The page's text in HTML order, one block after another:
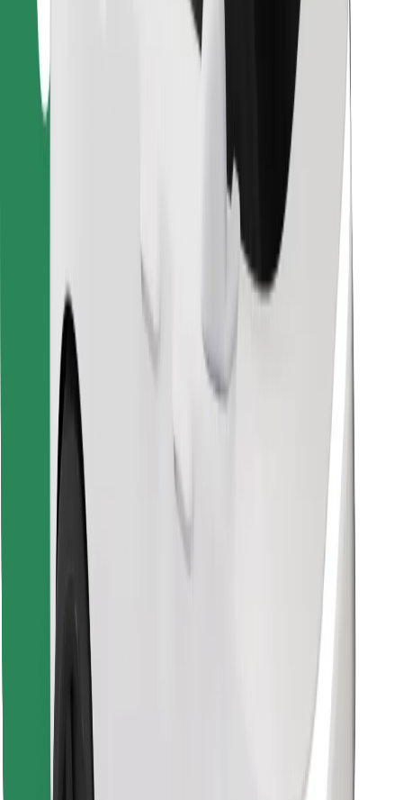
Automobilis atvyks per kelias minutes!
Atsisiųsti programėlę „Bolt Food“